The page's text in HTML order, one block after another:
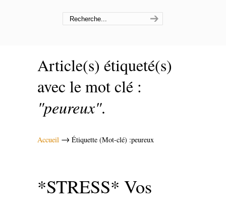
Article(s) étiqueté(s)
avec le mot clé :
"peureux".
Accueil → Étiquette (Mot-clé) :peureux
*STRESS* Vos